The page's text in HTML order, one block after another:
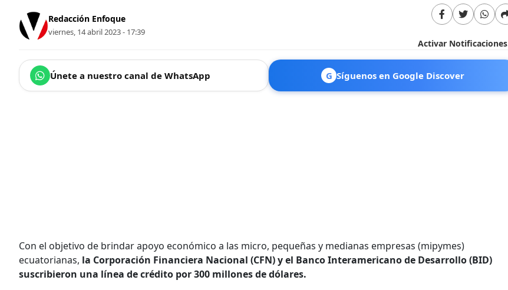
Redacción Enfoque
viernes, 14 abril 2023 - 17:39
Activar Notificaciones
Únete a nuestro canal de WhatsApp G Síguenos en Google Discover
Con el objetivo de brindar apoyo económico a las micro, pequeñas y medianas empresas (mipymes)
ecuatorianas, la Corporación Financiera Nacional (CFN) y el Banco Interamericano de Desarrollo (BID)
suscribieron una línea de crédito por 300 millones de dólares.